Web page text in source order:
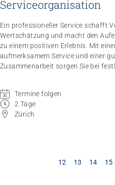
Serviceorganisation
Ein professioneller Service schafft
Wertschätzung und macht den
zu einem positiven Erlebnis. Mit
aufmerksamem Service und einer
Zusammenarbeit sorgen Sie bei
Ihre Kompetenzen praxisnah.
Termine folgen
2 Tage
Zürich
12 13 14 15